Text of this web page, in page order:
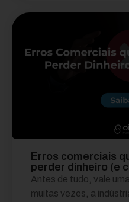
Erros comerciais
perder dinheiro (e
Antes de tudo, vale
muitas vezes, a